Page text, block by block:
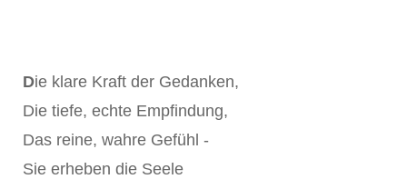
Die klare Kraft der Gedanken,
Die tiefe, echte Empfindung,
Das reine, wahre Gefühl -
Sie erheben die Seele